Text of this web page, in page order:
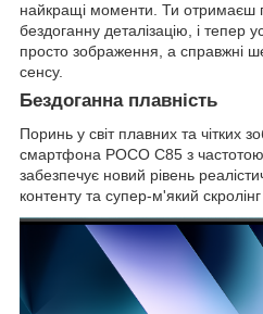
найкращі моменти. Ти отримаєш
бездоганну деталізацію, і тепер
просто зображення, а справжні
сенсу.
Бездоганна плавність
Поринь у світ плавних та чітких
смартфона POCO C85 з
забезпечує новий рівень
контенту та супер-м'який